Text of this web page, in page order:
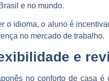
e no mundo.
o idioma, o aluno é
no mercado de trabalho.
e
no conforto de casa